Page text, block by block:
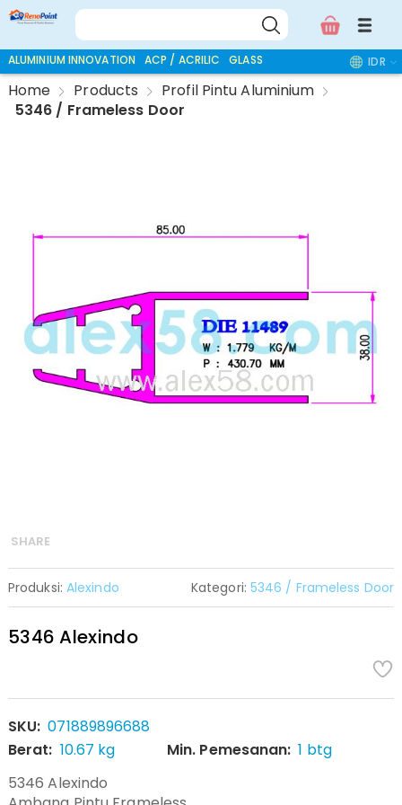
ALUMINIUM INNOVATION ACP / ACRILIC GLASS ACCESSORIES IDR
Home Products
Profil Pintu Aluminium
5346 / Frameless Door
SHARE
Produksi: Alexindo Kategori: 5346 / Frameless Door
5346 Alexindo
SKU: 071889896688
Berat: 10.67 kg Min. Pemesanan: 1 btg
5346 Alexindo